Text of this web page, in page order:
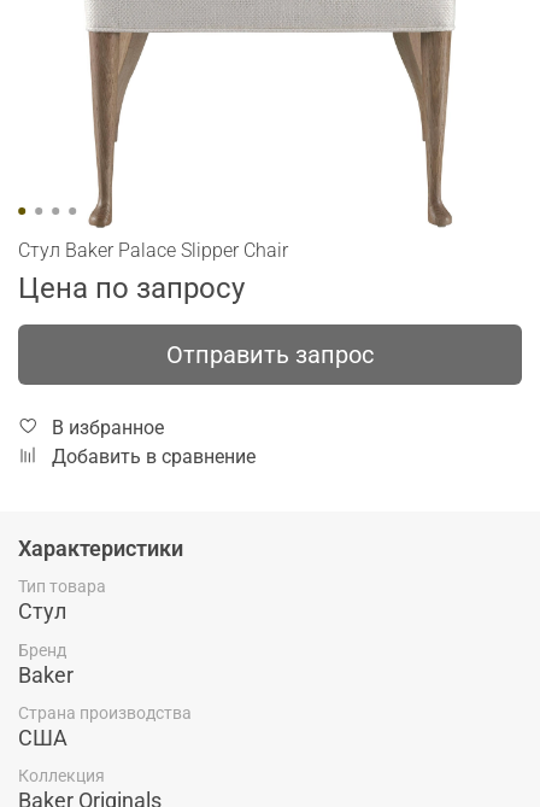
Стул Baker Palace Slipper Chair
Цена по запросу
Отправить запрос
В избранное
Добавить в сравнение
Характеристики
Тип товара
Стул
Бренд
Baker
Страна производства
США
Коллекция
Baker Originals